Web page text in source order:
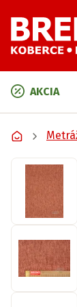
AKCIA